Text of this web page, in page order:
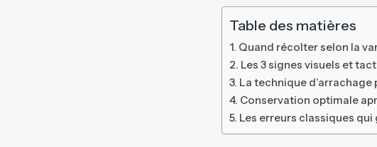
Table des matières
Quand récolter selon la
Les 3 signes visuels et
La technique
Conservation optimale
Les erreurs classiques